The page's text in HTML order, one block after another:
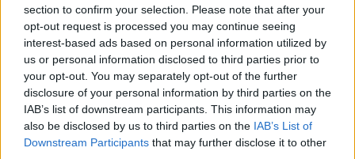
section to confirm your selection. Please note that after your
opt-out request is processed you may continue seeing
interest-based ads based on personal information utilized by
us or personal information disclosed to third parties prior to
your opt-out. You may separately opt-out of the further
disclosure of your personal information by third parties on the
IAB’s list of downstream participants. This information may
also be disclosed by us to third parties on the IAB’s List of
Downstream Participants that may further disclose it to other
Od parkoviska sa okrem nami zvolenej trasy dá pod steny
Montasia stúpať aj alternatívnym chodníkom viac vľavo, cez
Casere Pecol.
Paralelne s rebríkom Pipan je možné vystúpať na hrebeň po
strmých suťotrávach napravo (pri pohľade zdola) od rebríka.
Odporúčam iba v prípade extrémnej zápchy na rebríku, ktorý je
za bežných podmienok bezpečnejší aj rýchlejší.